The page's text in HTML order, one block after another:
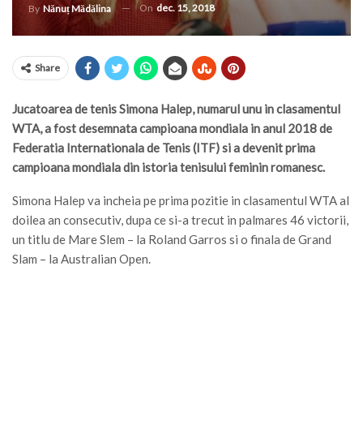
By Nănuț Mădălina On dec. 15, 2018
Share
Jucatoarea de tenis Simona Halep, numarul unu in clasamentul
WTA, a fost desemnata campioana mondiala in anul 2018 de
Federatia Internationala de Tenis (ITF) si a devenit prima
campioana mondiala din istoria tenisului feminin romanesc.
Simona Halep va incheia pe prima pozitie in clasamentul WTA al
doilea an consecutiv, dupa ce si-a trecut in palmares 46 victorii,
un titlu de Mare Slem – la Roland Garros si o finala de Grand
Slam – la Australian Open.